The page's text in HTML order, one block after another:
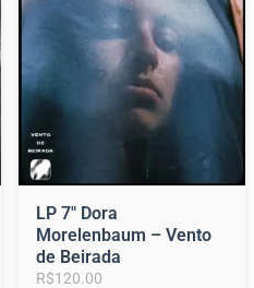
LP 7″ Dora
Morelenbaum – Vento
de Beirada
R$120.00